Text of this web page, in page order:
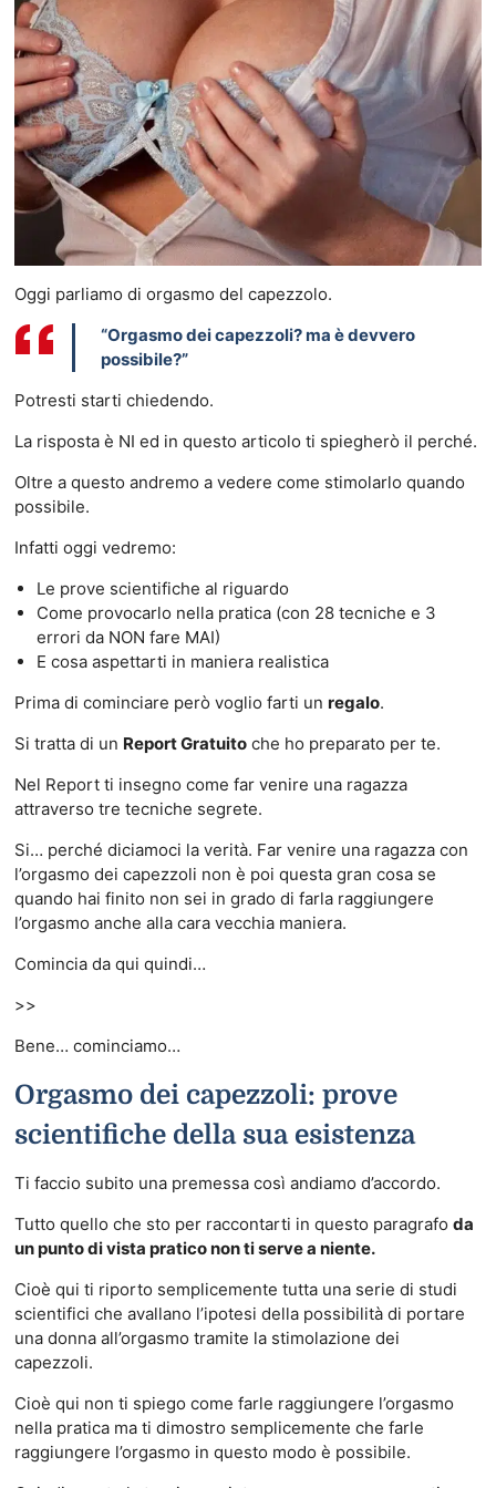
Oggi parliamo di orgasmo del capezzolo.
“Orgasmo dei capezzoli? ma è devvero
possibile?”
Potresti starti chiedendo.
La risposta è NI ed in questo articolo ti spiegherò il perché.
Oltre a questo andremo a vedere come stimolarlo quando
possibile.
Infatti oggi vedremo:
Le prove scientifiche al riguardo
Come provocarlo nella pratica (con 28 tecniche e 3
errori da NON fare MAI)
E cosa aspettarti in maniera realistica
Prima di cominciare però voglio farti un regalo.
Si tratta di un Report Gratuitoche ho preparato per te.
Nel Report ti insegno come far venire una ragazza
attraverso tre tecniche segrete.
Si… perché diciamoci la verità. Far venire una ragazza con
l’orgasmo dei capezzoli non è poi questa gran cosa se
quando hai finito non sei in grado di farla raggiungere
l’orgasmo anche alla cara vecchia maniera.
Comincia da qui quindi…
>>
Bene… cominciamo…
Orgasmo dei capezzoli: prove
scientifiche della sua esistenza
Ti faccio subito una premessa così andiamo d’accordo.
Tutto quello che sto per raccontarti in questo paragrafo da
un punto di vista pratico non ti serve a niente.
Cioè qui ti riporto semplicemente tutta una serie di studi
scientifici che avallano l’ipotesi della possibilità di portare
una donna all’orgasmo tramite la stimolazione dei
capezzoli.
Cioè qui non ti spiego come farle raggiungere l’orgasmo
nella pratica ma ti dimostro semplicemente che farle
raggiungere l’orgasmo in questo modo è possibile.